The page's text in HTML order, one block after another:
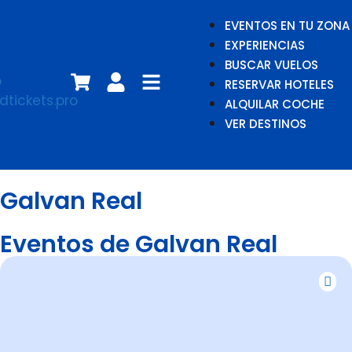
EVENTOS EN TU ZONA
EXPERIENCIAS
BUSCAR VUELOS
RESERVAR HOTELES
ALQUILAR COCHE
VER DESTINOS
Galvan Real
Eventos de Galvan Real